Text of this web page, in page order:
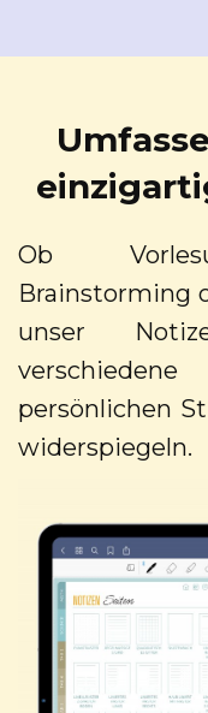
Ob
Brainstorming
unser
persönlichen
widerspiegeln.